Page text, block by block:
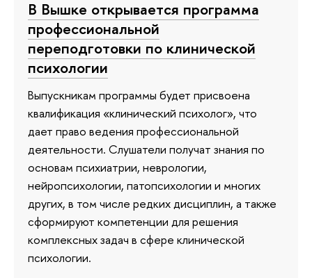
В Вышке открывается программа
профессиональной
переподготовки по клинической
психологии
Выпускникам программы будет присвоена
квалификация «клинический психолог», что
дает право ведения профессиональной
деятельности. Слушатели получат знания по
основам психиатрии, неврологии,
нейропсихологии, патопсихологии и многих
других, в том числе редких дисциплин, а также
сформируют компетенции для решения
комплексных задач в сфере клинической
психологии.